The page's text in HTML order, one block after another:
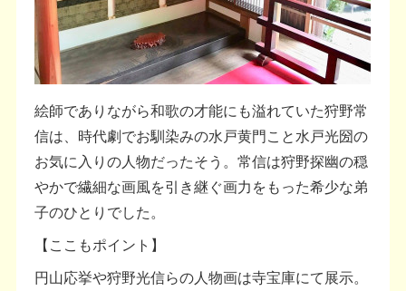
絵師でありながら和歌の才能にも溢れていた狩野常
信は、時代劇でお馴染みの水戸黄門こと水戸光圀の
お気に入りの人物だったそう。常信は狩野探幽の穏
やかで繊細な画風を引き継ぐ画力をもった希少な弟
子のひとりでした。
【ここもポイント】
円山応挙や狩野光信らの人物画は寺宝庫にて展示。